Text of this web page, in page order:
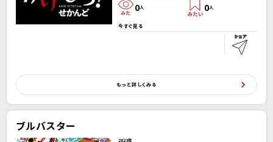
0人 0人
今すぐ見る
もっと詳しくみる
ブルバスター
2023年